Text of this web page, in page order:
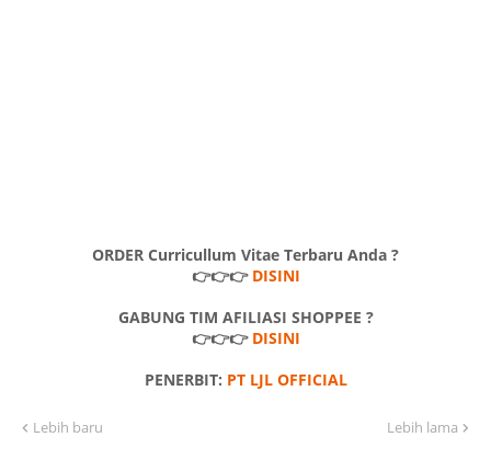
ORDER Curricullum Vitae Terbaru Anda ?
👉👉👉 DISINI
GABUNG TIM AFILIASI SHOPPEE ?
👉👉👉 DISINI
PENERBIT: PT LJL OFFICIAL
Lebih baru Lebih lama